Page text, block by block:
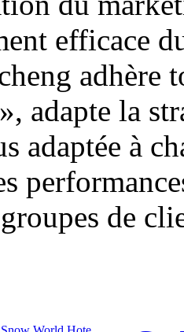
efficace
adhère
adapte la
adaptée à
de